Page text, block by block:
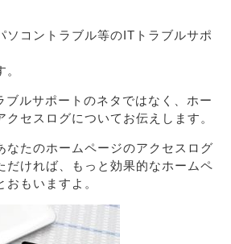
ソコントラブル等のITトラブルサポ
ブルサポートのネタではなく、ホー
クセスログについてお伝えします。
なたのホームページのアクセスログ
だければ、もっと効果的なホームペ
もいますよ。